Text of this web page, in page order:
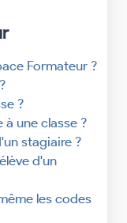
Formateur ?
?
une classe ?
stagiaire ?
d'un
les codes